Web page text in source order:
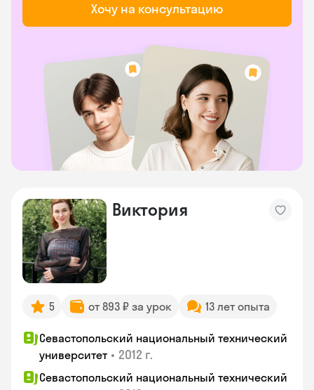
Хочу на консультацию
Виктория
5 от 893 ₽ за урок 13 лет опыта
Севастопольский национальный технический
университет • 2012 г.
Севастопольский национальный технический